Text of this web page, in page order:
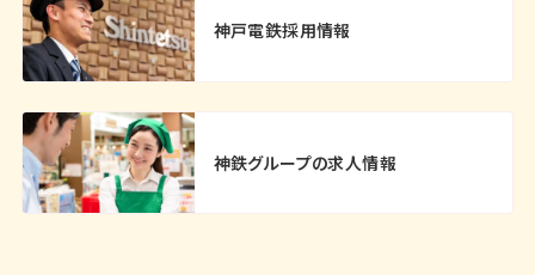
神戸電鉄採用情報
神鉄グループの求人情報